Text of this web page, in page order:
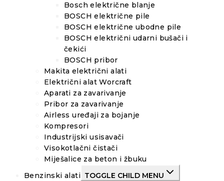
Bosch električne blanje
BOSCH električne pile
BOSCH električne ubodne pile
BOSCH električni udarni bušači i
čekići
BOSCH pribor
Makita električni alati
Električni alat Worcraft
Aparati za zavarivanje
Pribor za zavarivanje
Airless uređaji za bojanje
Kompresori
Industrijski usisavači
Visokotlačni čistači
Miješalice za beton i žbuku
Benzinski alati TOGGLE CHILD MENU